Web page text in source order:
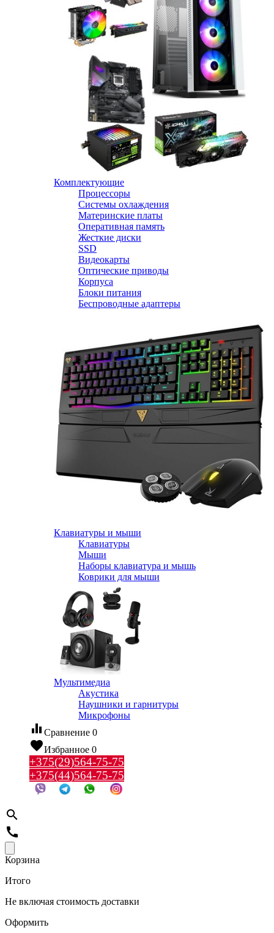
Комплектующие
Процессоры
Системы охлаждения
Материнские платы
Оперативная память
Жесткие диски
SSD
Видеокарты
Оптические приводы
Корпуса
Блоки питания
Беспроводные адаптеры
Клавиатуры и мыши
Клавиатуры
Мыши
Наборы клавиатура и мышь
Коврики для мыши
Мультимедиа
Акустика
Наушники и гарнитуры
Микрофоны
equalizer Сравнение 0
favoriteИзбранное 0
+375(29)564-75-75
+375(44)564-75-75
search
call
Корзина
Итого
Не включая стоимость доставки
Оформить